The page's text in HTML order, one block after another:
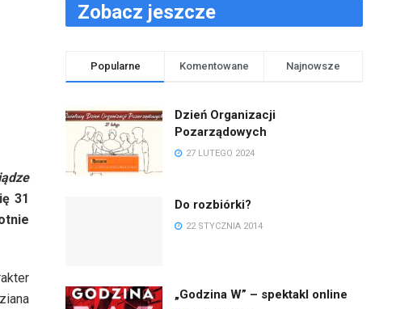
31
Zobacz jeszcze
Popularne Komentowane Najnowsze
Dzień Organizacji
Pozarządowych
27 LUTEGO 2024
Do rozbiórki?
22 STYCZNIA 2014
„Godzina W” – spektakl online